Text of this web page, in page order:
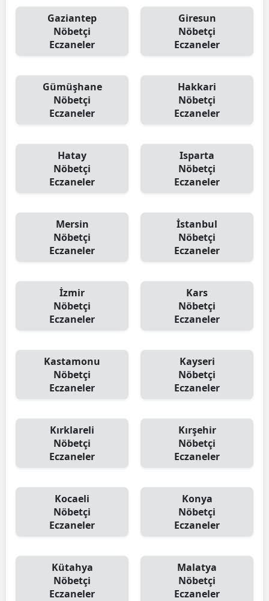
Gaziantep
Nöbetçi
Eczaneler
Giresun
Nöbetçi
Eczaneler
Gümüşhane
Nöbetçi
Eczaneler
Hakkari
Nöbetçi
Eczaneler
Hatay
Nöbetçi
Eczaneler
Isparta
Nöbetçi
Eczaneler
Mersin
Nöbetçi
Eczaneler
İstanbul
Nöbetçi
Eczaneler
İzmir
Nöbetçi
Eczaneler
Kars
Nöbetçi
Eczaneler
Kastamonu
Nöbetçi
Eczaneler
Kayseri
Nöbetçi
Eczaneler
Kırklareli
Nöbetçi
Eczaneler
Kırşehir
Nöbetçi
Eczaneler
Kocaeli
Nöbetçi
Eczaneler
Konya
Nöbetçi
Eczaneler
Kütahya
Nöbetçi
Eczaneler
Malatya
Nöbetçi
Eczaneler